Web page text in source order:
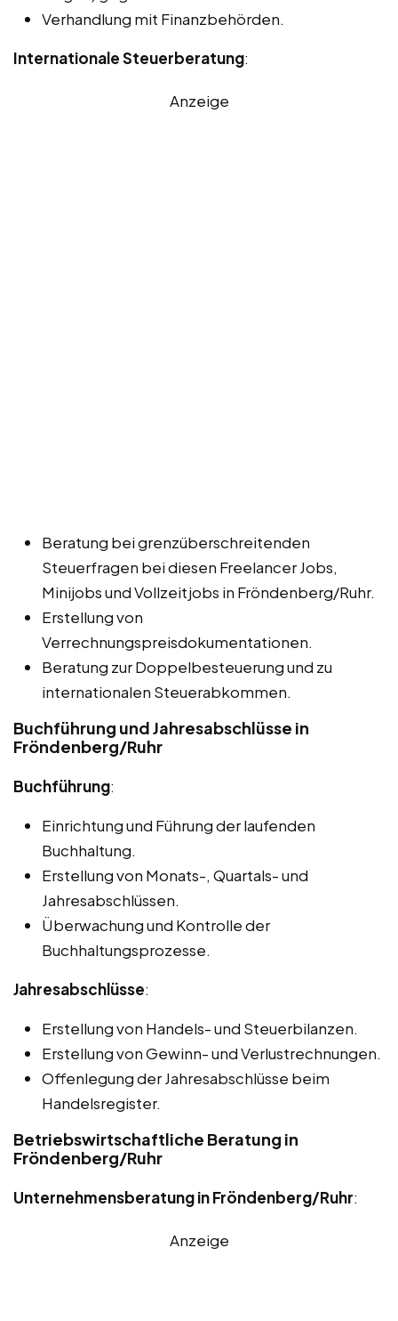
Verhandlung mit Finanzbehörden.
Internationale Steuerberatung:
Anzeige
Beratung bei grenzüberschreitenden
Steuerfragen bei diesen Freelancer Jobs,
Minijobs und Vollzeitjobs in Fröndenberg/Ruhr.
Erstellung von
Verrechnungspreisdokumentationen.
Beratung zur Doppelbesteuerung und zu
internationalen Steuerabkommen.
Buchführung und Jahresabschlüsse in
Fröndenberg/Ruhr
Buchführung:
Einrichtung und Führung der laufenden
Buchhaltung.
Erstellung von Monats-, Quartals- und
Jahresabschlüssen.
Überwachung und Kontrolle der
Buchhaltungsprozesse.
Jahresabschlüsse:
Erstellung von Handels- und Steuerbilanzen.
Erstellung von Gewinn- und Verlustrechnungen.
Offenlegung der Jahresabschlüsse beim
Handelsregister.
Betriebswirtschaftliche Beratung in
Fröndenberg/Ruhr
Unternehmensberatung in Fröndenberg/Ruhr:
Anzeige